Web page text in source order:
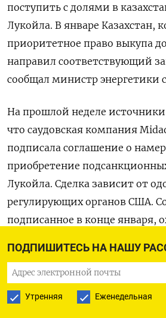
ПОДПИШИТЕСЬ НА НАШУ
Утренняя Еженедельная
поступить ​с долями ‌в
Лукойла. В январе Казахстан,
приоритетное право ​выкупа
направил соответствующий
сообщал министр энергетики
На прошлой неделе
что саудовская компания
подписала соглашение о
приобретение
Лукойла. Сделка зависит от
регулирующих органов США.
подписанное в конце ​января,
источники.
В январе Лукойл заключил
американским фондом Сarlyle